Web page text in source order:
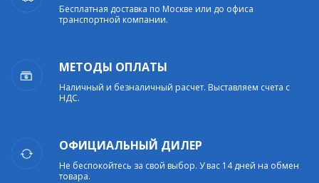
Бесплатная доставка по Москве или до офиса
транспортной компании.
МЕТОДЫ ОПЛАТЫ
Наличный и безналичный расчет. Выставляем счета с
НДС.
ОФИЦИАЛЬНЫЙ ДИЛЕР
Не беспокойтесь за свой выбор. У вас 14 дней на обмен
товара.